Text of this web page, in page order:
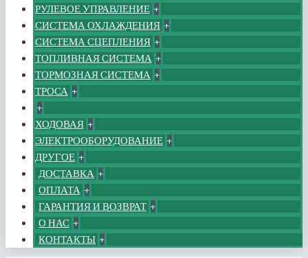
РУЛЕВОЕ УПРАВЛЕНИЕ +
СИСТЕМА ОХЛАЖДЕНИЯ +
СИСТЕМА СЦЕПЛЕНИЯ +
ТОПЛИВНАЯ СИСТЕМА +
ТОРМОЗНАЯ СИСТЕМА +
ТРОСА +
+
ХОДОВАЯ +
ЭЛЕКТРООБОРУДОВАНИЕ +
ДРУГОЕ +
ДОСТАВКА +
ОПЛАТА +
ГАРАНТИЯ И ВОЗВРАТ +
О НАС +
КОНТАКТЫ +